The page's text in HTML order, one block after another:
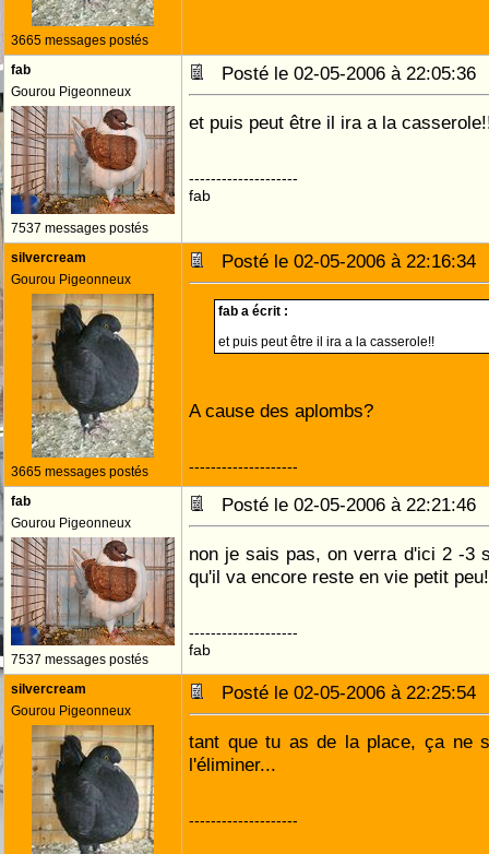
3665 messages postés
fab
Gourou Pigeonneux
7537 messages postés
Posté le 02-05-2006 à
et puis peut être il ira a la
--------------------
fab
silvercream
Gourou Pigeonneux
3665 messages postés
Posté le 02-05-2006 à
fab a écrit :
et puis peut être il ira a la casserole!!
A cause des aplombs?
--------------------
fab
Gourou Pigeonneux
7537 messages postés
Posté le 02-05-2006 à
non je sais pas, on verra d'ici 2 -3
qu'il va encore reste en vie petit peu!
--------------------
fab
silvercream
Gourou Pigeonneux
Posté le 02-05-2006 à
tant que tu as de la place, ça ne
l'éliminer...
--------------------